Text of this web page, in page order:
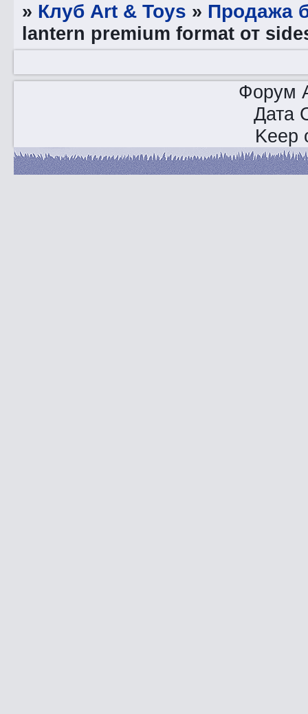
» Клуб Art & Toys » Продажа
lantern premium format от
Форум
Дата
Keep